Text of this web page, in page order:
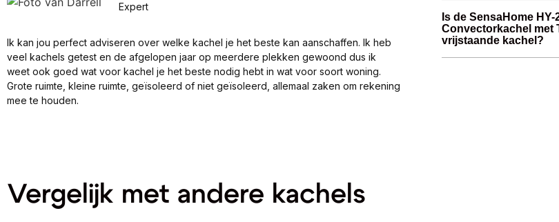
Expert
Ik kan jou perfect adviseren over welke kachel je het beste kan aanschaffen. Ik heb
veel kachels getest en de afgelopen jaar op meerdere plekken gewoond dus ik
weet ook goed wat voor kachel je het beste nodig hebt in wat voor soort woning.
Grote ruimte, kleine ruimte, geïsoleerd of niet geïsoleerd, allemaal zaken om rekening
mee te houden.
Is de SensaHome
Convectorkachel met
vrijstaande kachel?
Vergelijk met andere kachels